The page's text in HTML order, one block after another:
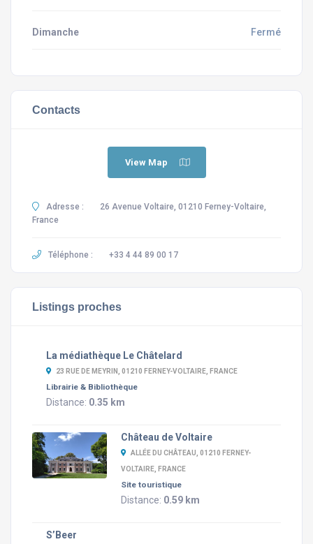
Dimanche Fermé
Contacts
View Map
Adresse :
26 Avenue Voltaire, 01210 Ferney-Voltaire,
France
Téléphone : +33 4 44 89 00 17
Listings proches
La médiathèque Le Châtelard
23 RUE DE MEYRIN, 01210 FERNEY-VOLTAIRE, FRANCE
Librairie & Bibliothèque
Distance: 0.35 km
Château de Voltaire
ALLÉE DU CHÂTEAU, 01210 FERNEY-
VOLTAIRE, FRANCE
Site touristique
Distance: 0.59 km
S’Beer